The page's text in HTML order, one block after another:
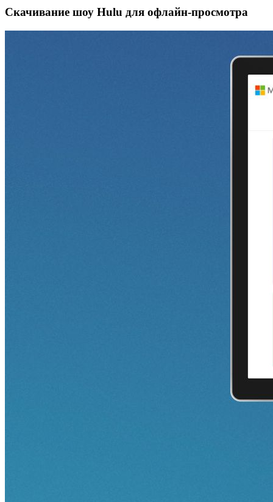
Скачивание шоу Hulu для офлайн‑просмотра